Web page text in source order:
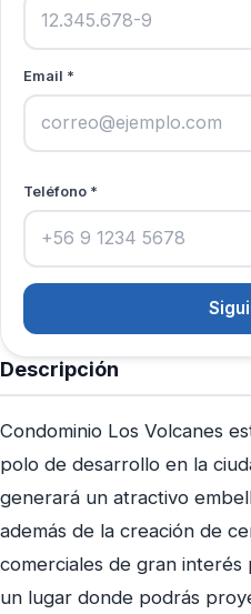
Descripción
Condominio Los Volcanes
polo de desarrollo en la
generará un atractivo
además de la creación de
comerciales de gran interés
un lugar donde podrás
Email *
Teléfono *